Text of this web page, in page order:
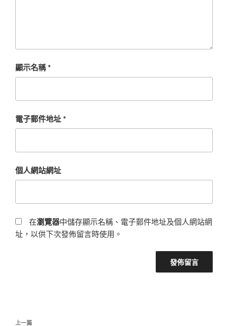
顯示名稱*
電子郵件地址*
個人網站網址
在瀏覽器中儲存顯示名稱、電子郵件地址及個人網站網
址，以供下次發佈留言時使用。
文
上一篇